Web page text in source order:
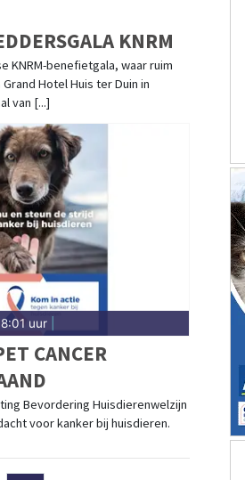
KNRM
KNRM-benefietgala, waar ruim
Hotel Huis ter Duin in
van [...]
uur|
CANCER
Bevordering Huisdierenwelzijn
voor kanker bij huisdieren.